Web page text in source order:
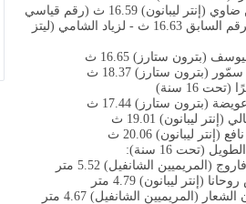
1- حسن ضاوي (إنتر ليبانون) 16.59 ث (رقم قياسي
جديد) الرقم السابق 16.63 ث - لزياد الشامي (ليتز
(تحت 16 سنة):